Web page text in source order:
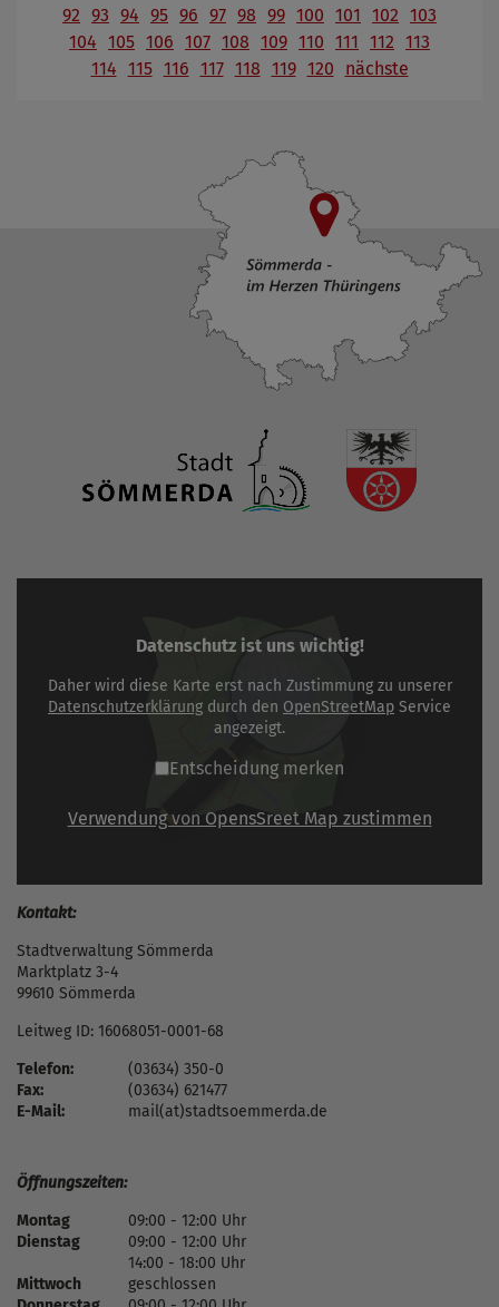
92 93 94 95 96 97 98 99 100 101 102 103
104 105 106 107 108 109 110 111 112 113
114 115 116 117 118 119 120 nächste
Datenschutz ist uns wichtig!
Daher wird diese Karte erst nach Zustimmung zu unserer
Datenschutzerklärung durch den OpenStreetMap Service
angezeigt.
Entscheidung merken
Verwendung von OpensSreet Map zustimmen
Kontakt:
Stadtverwaltung Sömmerda
Marktplatz 3-4
99610 Sömmerda
Leitweg ID: 16068051-0001-68
Telefon:
(03634) 350-0
Fax:
(03634) 621477
E-Mail:
mail(at)stadtsoemmerda.de
Öffnungszeiten:
Montag
09:00 - 12:00 Uhr
Dienstag
09:00 - 12:00 Uhr
14:00 - 18:00 Uhr
Mittwoch
geschlossen